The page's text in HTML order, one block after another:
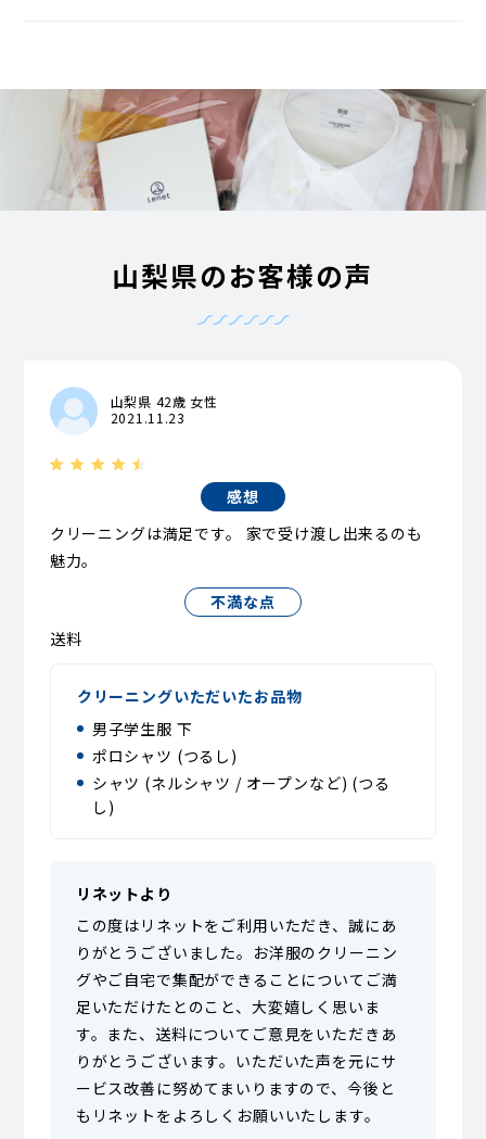
山梨県のお客様の声
山梨県 42歳 女性
2021.11.23
感想
クリーニングは満足です。 家で受け渡し出来るのも
魅力。
不満な点
送料
クリーニングいただいたお品物
男子学生服 下
ポロシャツ (つるし)
シャツ (ネルシャツ / オープンなど) (つる
し)
リネットより
この度はリネットをご利用いただき、誠にあ
りがとうございました。お洋服のクリーニン
グやご自宅で集配ができることについてご満
足いただけたとのこと、大変嬉しく思いま
す。また、送料についてご意見をいただきあ
りがとうございます。いただいた声を元にサ
ービス改善に努めてまいりますので、今後と
もリネットをよろしくお願いいたします。